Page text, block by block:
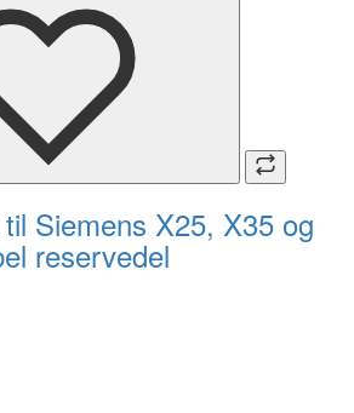
Siemens X25, X35 og
reservedel